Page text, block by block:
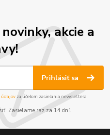
akcie a
Prihlásiť sa
údajov za účelom zasielania newslettera.
Zasielame raz za 14 dní.